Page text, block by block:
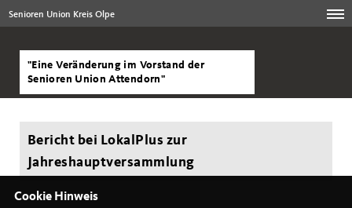
Senioren Union Kreis Olpe
"Eine Veränderung im Vorstand der
Senioren Union Attendorn"
Bericht bei LokalPlus zur
Jahreshauptversammlung
Cookie Hinweis